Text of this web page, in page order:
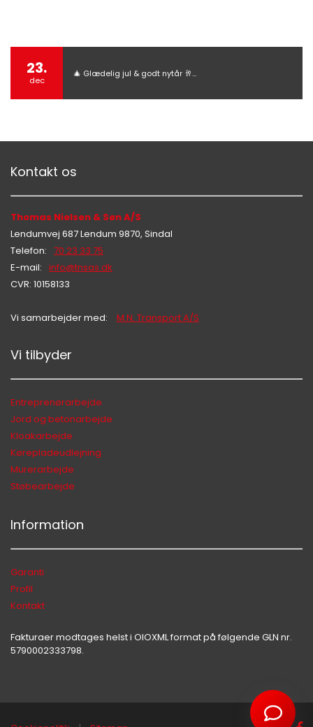
23.
dec
🎄 Glædelig jul & godt nytår 🥂…
Kontakt os
Thomas Nielsen & Søn A/S
Lendumvej 687 Lendum 9870, Sindal
Telefon: 70 23 33 75
E-mail: info@tnsas.dk
CVR: 10158133
Vi samarbejder med: M.N. Transport A/S
Vi tilbyder
Entreprenørarbejde
Jord og betonarbejde
Kloakarbejde
Kørepladeudlejning
Murerarbejde
Støbearbejde
Information
Garanti
Profil
Kontakt
Fakturaer modtages helst i OIOXML format på følgende GLN nr.
5790002333798.
Hej 👋
Hvordan kan vi hjælpe?
Har du et spørgsmål? Start en ny samtale
Tjenester